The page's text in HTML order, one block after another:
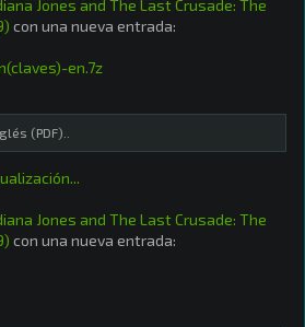
Jones and The Last Crusade: The
con una nueva entrada:
en.7z
(PDF)..
Jones and The Last Crusade: The
con una nueva entrada: